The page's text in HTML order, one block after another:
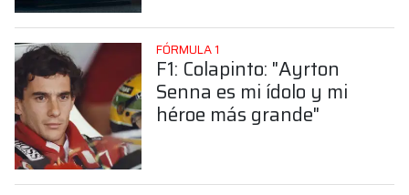
FÓRMULA 1
F1: Colapinto: "Ayrton
Senna es mi ídolo y mi
héroe más grande"